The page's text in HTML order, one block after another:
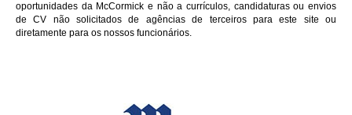
oportunidades da McCormick e não a currículos, candidaturas ou envios
de CV não solicitados de agências de terceiros para este site ou
diretamente para os nossos funcionários.